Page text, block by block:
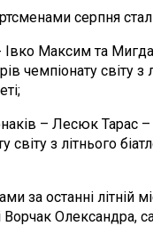
серпня
Івко Максим та
чемпіонату світу з
– Лесюк Тарас
світу з літнього
за останні літній
Ворчак Олександра,